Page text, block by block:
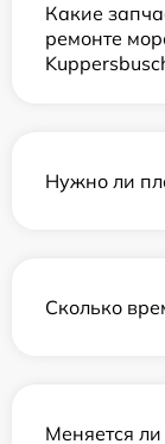
Какие
ремонте
Нужно ли
Сколько
Меняется